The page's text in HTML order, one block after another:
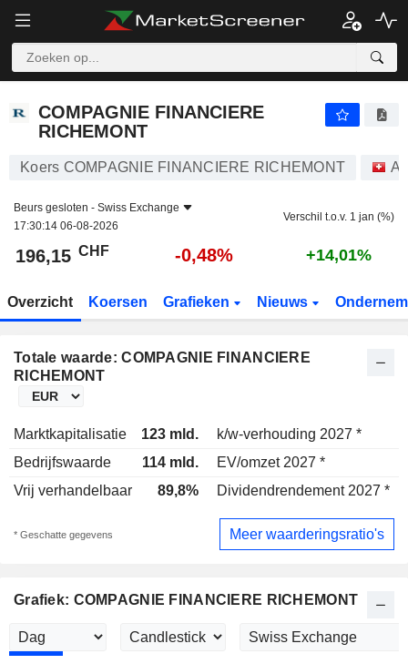
COMPAGNIE FINANCIERE
RICHEMONT
Koers COMPAGNIE FINANCIERE RICHEMONT
Beurs gesloten - Swiss Exchange
17:30:14 06-08-2026
Verschil t.o.v. 1 jan (%)
196,15 CHF -0,48% +14,01%
Overzicht Koersen Grafieken Nieuws
Totale waarde: COMPAGNIE FINANCIERE
RICHEMONT
Marktkapitalisatie 123 mld. k/w-verhouding 2027 *
Bedrijfswaarde
114 mld. EV/omzet 2027 *
Vrij verhandelbaar
89,8% Dividendrendement 2027 *
* Geschatte gegevens Meer waarderingsratio's
Grafiek: COMPAGNIE FINANCIERE RICHEMONT